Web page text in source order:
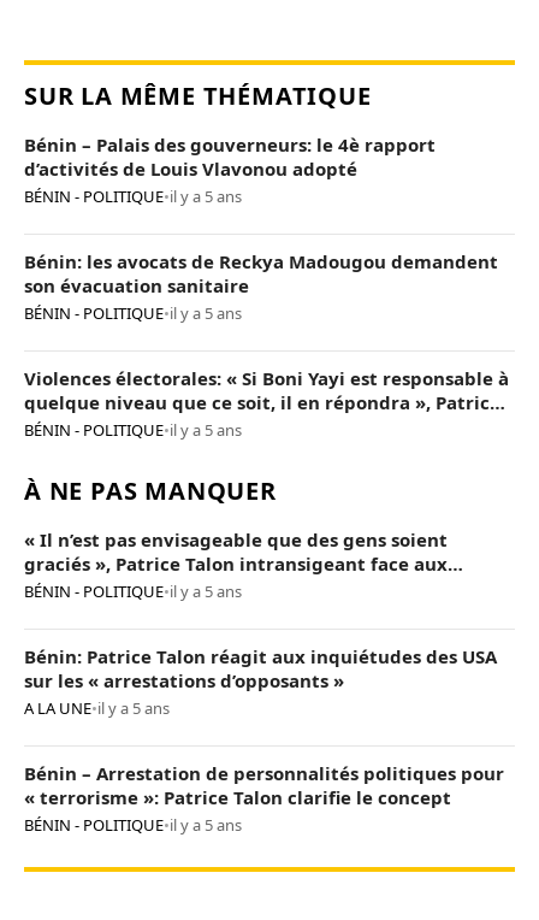
SUR LA MÊME THÉMATIQUE
Bénin – Palais des gouverneurs: le 4è rapport
d’activités de Louis Vlavonou adopté
BÉNIN - POLITIQUE•il y a 5 ans
Bénin: les avocats de Reckya Madougou demandent
son évacuation sanitaire
BÉNIN - POLITIQUE•il y a 5 ans
Violences électorales: « Si Boni Yayi est responsable à
quelque niveau que ce soit, il en répondra », Patrice
Talon
BÉNIN - POLITIQUE•il y a 5 ans
À NE PAS MANQUER
« Il n’est pas envisageable que des gens soient
graciés », Patrice Talon intransigeant face aux
« opposants terroristes »
BÉNIN - POLITIQUE•il y a 5 ans
Bénin: Patrice Talon réagit aux inquiétudes des USA
sur les « arrestations d’opposants »
A LA UNE•il y a 5 ans
Bénin – Arrestation de personnalités politiques pour
« terrorisme »: Patrice Talon clarifie le concept
BÉNIN - POLITIQUE•il y a 5 ans